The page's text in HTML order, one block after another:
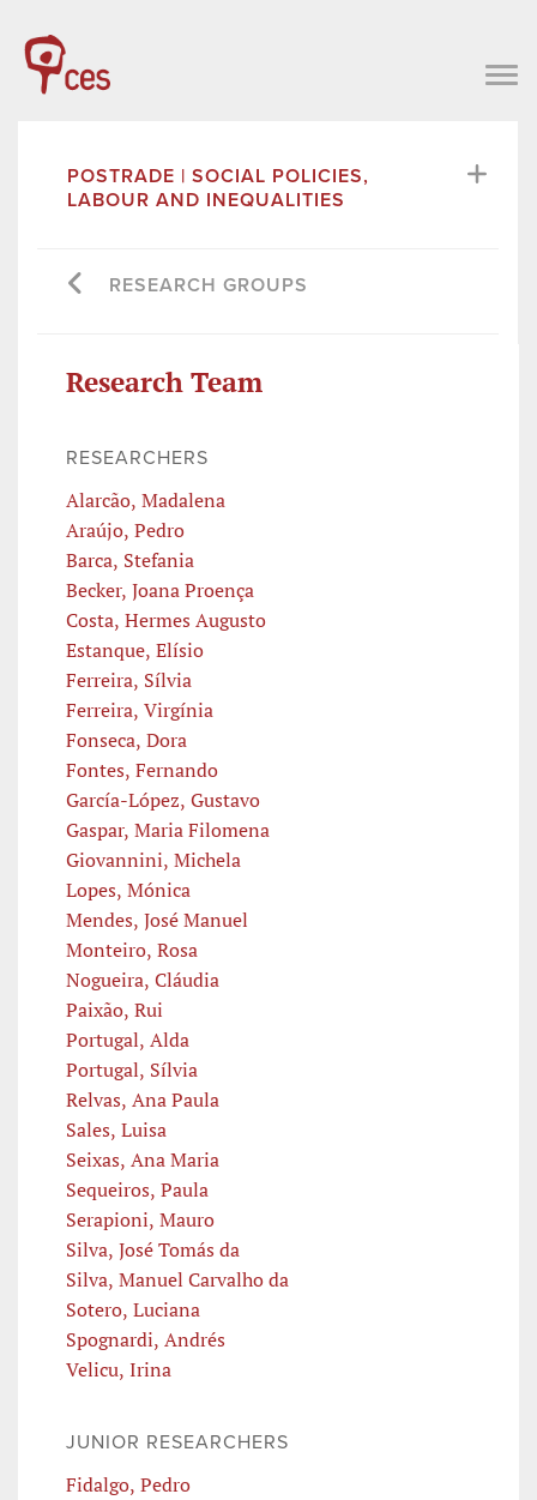
POSTRADE | SOCIAL POLICIES,
LABOUR AND INEQUALITIES
RESEARCH GROUPS
Research Team
RESEARCHERS
Alarcão, Madalena
Araújo, Pedro
Barca, Stefania
Becker, Joana Proença
Costa, Hermes Augusto
Estanque, Elísio
Ferreira, Sílvia
Ferreira, Virgínia
Fonseca, Dora
Fontes, Fernando
García-López, Gustavo
Gaspar, Maria Filomena
Giovannini, Michela
Lopes, Mónica
Mendes, José Manuel
Monteiro, Rosa
Nogueira, Cláudia
Paixão, Rui
Portugal, Alda
Portugal, Sílvia
Relvas, Ana Paula
Sales, Luisa
Seixas, Ana Maria
Sequeiros, Paula
Serapioni, Mauro
Silva, José Tomás da
Silva, Manuel Carvalho da
Sotero, Luciana
Spognardi, Andrés
Velicu, Irina
JUNIOR RESEARCHERS
Fidalgo, Pedro